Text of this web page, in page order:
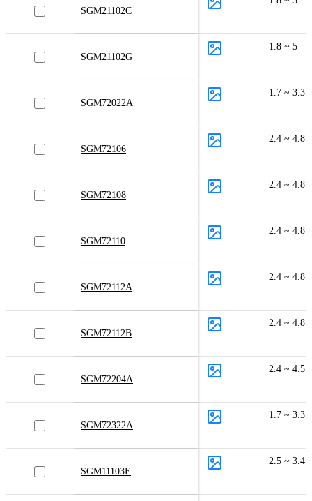
SGM21102C
SGM21102G
1.8 ~ 5
SGM72022A
1.7 ~ 3.3
SGM72106
2.4 ~ 4.8
SGM72108
2.4 ~ 4.8
SGM72110
2.4 ~ 4.8
SGM72112A
2.4 ~ 4.8
SGM72112B
2.4 ~ 4.8
SGM72204A
2.4 ~ 4.5
SGM72322A
1.7 ~ 3.3
SGM11103E
2.5 ~ 3.4